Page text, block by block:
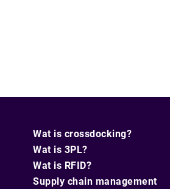
Wat is crossdocking?
Wat is 3PL?
Wat is RFID?
Supply chain management